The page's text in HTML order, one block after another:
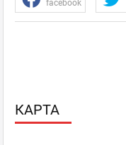
facebook
КАРТА